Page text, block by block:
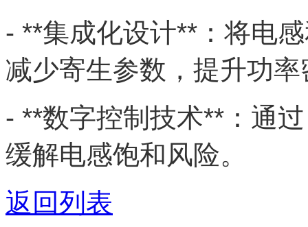
- **集成化设计**：将电
减少寄生参数，提升功率
- **数字控制技术**：通
缓解电感饱和风险。
返回列表